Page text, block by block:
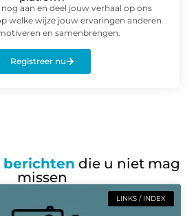
aan en deel jouw verhaal op ons
welke wijze jouw ervaringen anderen
en samenbrengen.
Registreer nu
berichten die u niet mag
missen
LINKS / INDEX